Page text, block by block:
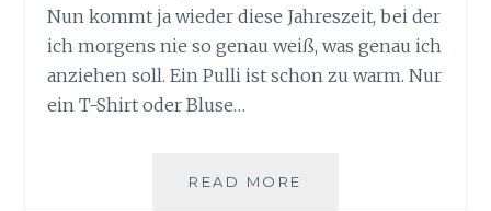
Nun kommt ja wieder diese Jahreszeit, bei der
ich morgens nie so genau weiß, was genau ich
anziehen soll. Ein Pulli ist schon zu warm. Nur
ein T-Shirt oder Bluse…
READ MORE